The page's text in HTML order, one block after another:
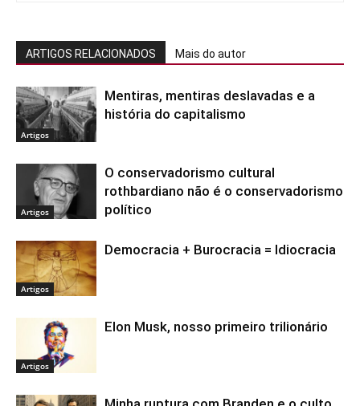
ARTIGOS RELACIONADOS Mais do autor
Artigos
Mentiras, mentiras deslavadas e a
história do capitalismo
Artigos
O conservadorismo cultural
rothbardiano não é o conservadorismo
político
Artigos
Democracia + Burocracia = Idiocracia
Artigos
Elon Musk, nosso primeiro trilionário